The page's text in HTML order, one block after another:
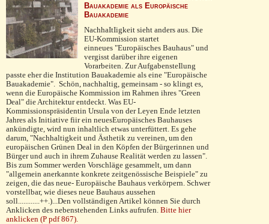
Bauakademie als Europäische
Bauakademie
NachhaItIigkeit sieht anders aus. Die
EU-Kommission startet
einneues "Europäisches Bauhaus" und
vergisst darüber ihre eigenen
Vorarbeiten. Zur AufgabensteIlung
passte eher die Institution Bauakademie als eine "Europäische
Bauakademie". Schön, nachhaltig, gemeinsam - so klingt es,
wenn die Europäische Kommission im Rahmen ihres "Green
Deal" die Architektur entdeckt. Was EU-
Kommissionspräsidentin Ursula von der Leyen Ende letzten
Jahres als Initiative fiir ein neuesEuropäisches Bauhauses
ankündigte, wird nun inhaltlich etwas unterfüttert. Es gehe
darum, "Nachhaltigkeit und Ästhetik zu vereinen, um den
europäischen Grünen Deal in den Köpfen der Bürgerinnen und
Bürger und auch in ihrem Zuhause Realität werden zu lassen".
Bis zum Sommer werden Vorschläge gesammelt, um dann
"allgemein anerkannte konkrete zeitgenössische Beispiele" zu
zeigen, die das neue- Europäische Bauhaus verkörpern. Schwer
vorstellbar, wie dieses neue Bauhaus aussehen
soll............++.)...Den vollständigen Artikel können Sie durch
Anklicken des nebenstehenden Links aufrufen. Bitte hier
anklicken (P pdf 867).